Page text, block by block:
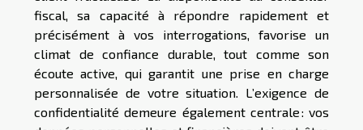
fiscal, sa capacité à répondre rapidement et
précisément à vos interrogations, favorise un
climat de confiance durable, tout comme son
écoute active, qui garantit une prise en charge
personnalisée de votre situation. L’exigence de
confidentialité demeure également centrale : vos